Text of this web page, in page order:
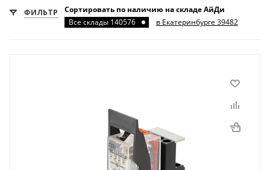
ФИЛЬТР
Сортировать по наличию на складе АйДи
Все склады 140576
в Екатеринбурге 39482